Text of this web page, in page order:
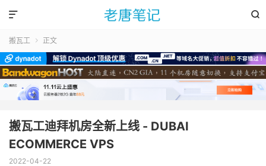


搬瓦工  正文
搬瓦工迪拜机房全新上线 - DUBAI
ECOMMERCE VPS
2022-04-22